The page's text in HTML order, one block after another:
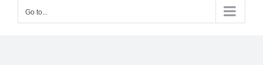
Go to...